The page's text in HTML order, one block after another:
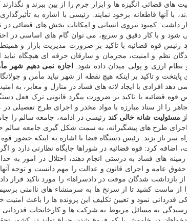
های قضائی انگیزه ها و ابزار جرم را از بین ببرند و
آنها قاطعانه برخود نمایند. رئیسی با اشاره به
داشت: کمبود نیروی انسانی و امکانات بخش های قضائی در
شود و با کار دقیق و سریع، می توان گام های اساسی در
رئیس قوه قضائیه با تاکید بر ضرورت مدیریت بازار و
نظم و امنیت، مجرمان و سارقان حرفه ای هیچگاه نباید
نظام ارزی و پولی میدان داده شود.
اجازه نمی دهیم شهر
پایتخت و تاکید بر اینکه هیچ نقطه از شهر نباید مأمن و
دهد افرادی با ایجاد لانه های فساد در منازل و معابر،
قوه قضائیه با تاکید بر ضرورت پیگرد قانونی ترک فعل
را از ستاد مبارزه با مواد مخدر و اجرای طرح تفصیلی
مسئولیت شانه خالی کند رئیسی در ادامه، جامعه سالم را
اجرای طرح های پیشگیرانه، به سمت شکل گیری جامعه سالم
سر باز بزند. رئیس دستگاه قضا با اشاره به اینکه حضور
کرد: قوه قضائیه در شوراها جایگاه نظارتی دارد و
های فساد به درستی انجام دهند، اختلال در امور به
حقوق عامه و اجرای قانون و عدالت را مهم دانست و توجه
بازداشت شدگان موقت در دادسراها» را مورد تاکید قرار
ماست کشید تا از سرنخ ها به سرمنشاء های ناامنی
قدردانی نمود و تعیین تکلیف این پرونده ها را باعث
رسیدگی به مسائل مربوط به شرکت ها و کارخانجات قدردانی